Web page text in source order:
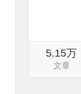
5.15万
文章